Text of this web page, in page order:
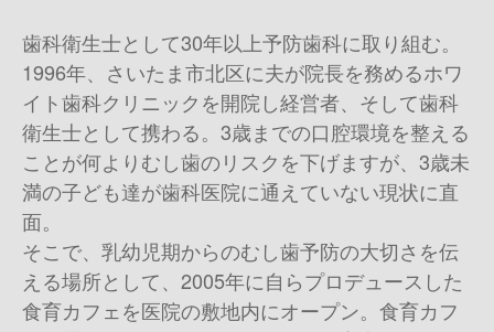
歯科衛生士として30年以上予防歯科に取り組む。
1996年、さいたま市北区に夫が院長を務めるホワ
イト歯科クリニックを開院し経営者、そして歯科
衛生士として携わる。 3歳までの口腔環境を整える
ことが何よりむし歯のリスクを下げますが、 3歳未
満の子ども達が歯科医院に通えていない現状に直
面。
そこで、乳幼児期からのむし歯予防の大切さを伝
える場所として、 2005年に自らプロデュースした
食育カフェを医院の敷地内にオープン。食育カフ